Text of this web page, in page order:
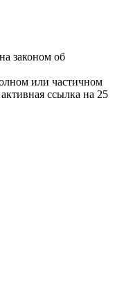
законом об
или частичном
ссылка на 25